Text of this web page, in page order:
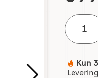
antall
Kun